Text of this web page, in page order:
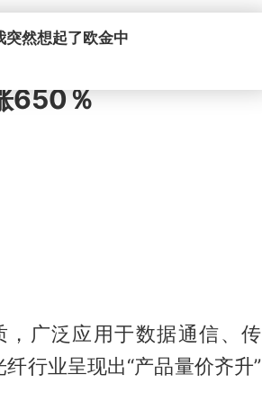
然想起了欧金中
650％
广泛应用于数据通信、传
行业呈现出“产品量价齐升”